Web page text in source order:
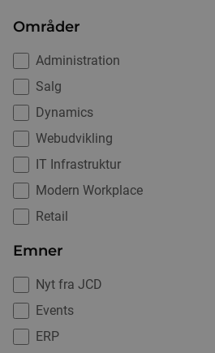
Områder
Administration
Salg
Dynamics
Webudvikling
IT Infrastruktur
Modern Workplace
Retail
Emner
Nyt fra JCD
Events
ERP